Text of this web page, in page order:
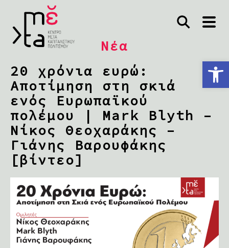
Ανοίξτε τη γραμμή εργαλείων
Νέα
20 χρόνια ευρώ:
Αποτίμηση στη σκιά
ενός Ευρωπαϊκού
πολέμου | Mark Blyth –
Νίκος Θεοχαράκης –
Γιάνης Βαρουφάκης
[βίντεο]